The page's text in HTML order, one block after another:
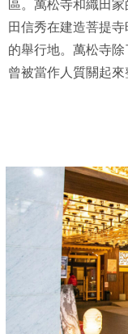
區。萬松寺和織田
田信秀在建造菩提
的舉行地。萬松寺
曾被當作人質關起來